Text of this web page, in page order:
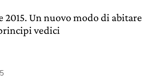
2015. Un nuovo modo di abitare
vedici